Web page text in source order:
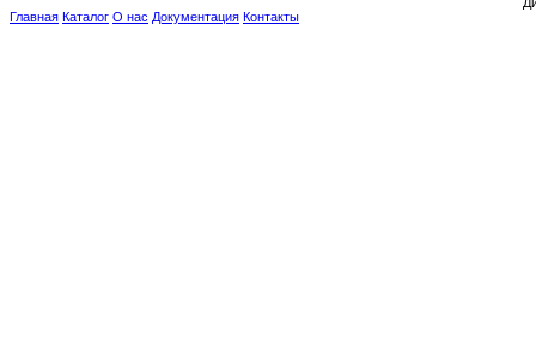
Главная Каталог О нас Документация Контакты